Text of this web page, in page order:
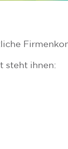
steht ihnen: